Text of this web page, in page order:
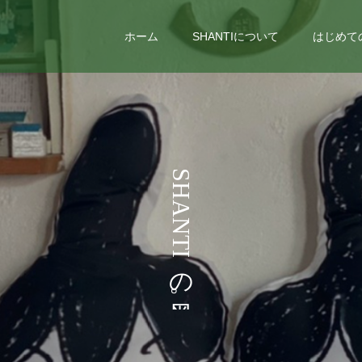
ホーム SHANTIについて はじめて
S
H
A
N
T
I
の
。
う
こ